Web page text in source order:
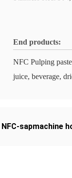
End products:
NFC Pulping
juice, beverage,
NFC-sapmachine